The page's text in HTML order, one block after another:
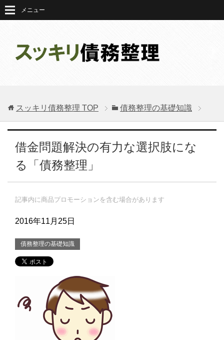
メニュー
スッキリ債務整理 TOP 債務整理の基礎知識
借金問題解決の有力な選択肢にな
る「債務整理」
記事内に商品プロモーションを含む場合があります
2016年11月25日
債務整理の基礎知識